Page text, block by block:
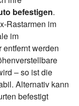
befestigen.
Rastarmen im
im
werden
– so ist die
Alternativ kann
befestigt